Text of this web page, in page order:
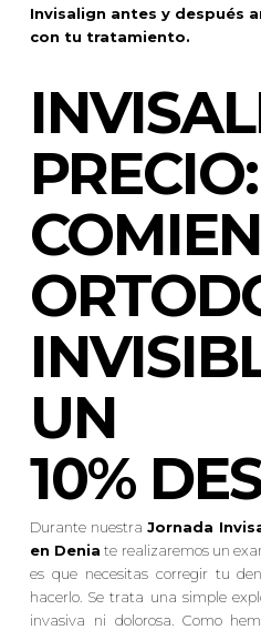
Invisalign antes y después
con tu tratamiento.
PRECIO:
UN
10%
Durante nuestra Jornada
en Denia te realizaremos un
es que necesitas corregir tu
hacerlo. Se trata una simple
invasiva ni dolorosa. Como